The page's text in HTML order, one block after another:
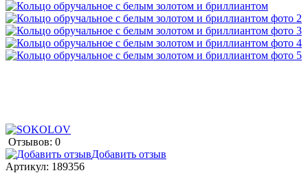
Отзывов: 0
Добавить отзыв
Артикул: 189356